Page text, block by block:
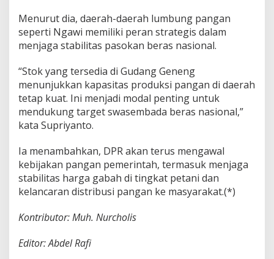
Menurut dia, daerah-daerah lumbung pangan
seperti Ngawi memiliki peran strategis dalam
menjaga stabilitas pasokan beras nasional.
“Stok yang tersedia di Gudang Geneng
menunjukkan kapasitas produksi pangan di daerah
tetap kuat. Ini menjadi modal penting untuk
mendukung target swasembada beras nasional,”
kata Supriyanto.
Ia menambahkan, DPR akan terus mengawal
kebijakan pangan pemerintah, termasuk menjaga
stabilitas harga gabah di tingkat petani dan
kelancaran distribusi pangan ke masyarakat.(*)
Kontributor: Muh. Nurcholis
Editor: Abdel Rafi